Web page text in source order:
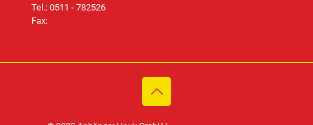
Tel.: 0511 - 782526
Fax: